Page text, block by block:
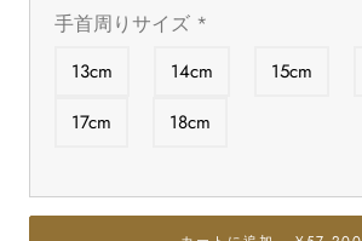
す
ル
ー
ス
す
ル
ー
ス
手首周りサイズ *
13cm 14cm 15cm
17cm
18cm